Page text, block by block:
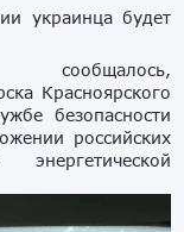
украинца будет
Красноярского
безопасности
российских